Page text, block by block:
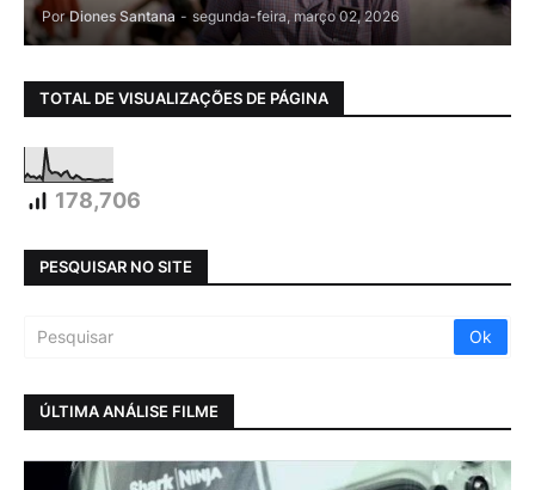
Por Diones Santana - segunda-feira, março 02, 2026
TOTAL DE VISUALIZAÇÕES DE PÁGINA
178,706
PESQUISAR NO SITE
ÚLTIMA ANÁLISE FILME